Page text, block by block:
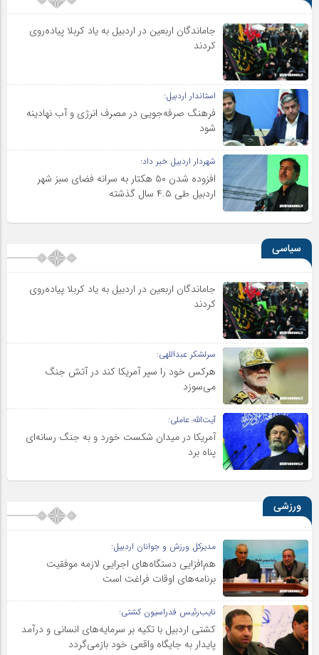
جاماندگان اربعین در اردبیل به یاد کربلا پیاده‌روی
کردند
استاندار اردبیل:
فرهنگ صرفه‌جویی در مصرف انرژی و آب نهادینه
شود
شهردار اردبیل خبر داد:
افزوده شدن ۵۰ هکتار به سرانه فضای سبز شهر
اردبیل طی ۴.۵ سال گذشته
سیاسی
جاماندگان اربعین در اردبیل به یاد کربلا پیاده‌روی
کردند
سرلشکر عبداللهی:
هرکس خود را سپر آمریکا کند در آتش جنگ
می‌سوزد
آیت‌الله عاملی:
آمریکا در میدان شکست خورد و به جنگ رسانه‌ای
پناه برد
ورزشی
مدیرکل ورزش و جوانان اردبیل:
هم‌افزایی دستگاه‌های اجرایی لازمه موفقیت
برنامه‌های اوقات فراغت است
نایب‌رئیس فدراسیون کشتی:
کشتی اردبیل با تکیه بر سرمایه‌های انسانی و درآمد
پایدار به جایگاه واقعی خود بازمی‌گردد